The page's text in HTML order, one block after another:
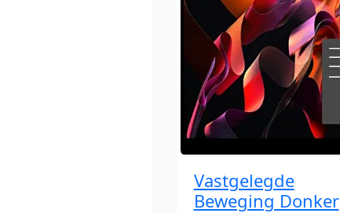
Vastgelegde
Beweging Donker